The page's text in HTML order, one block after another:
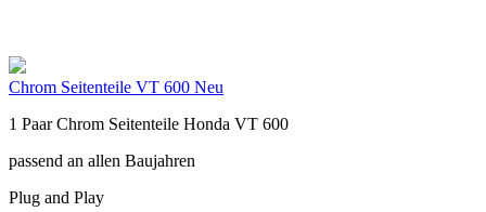
Chrom Seitenteile VT 600 Neu
1 Paar Chrom Seitenteile Honda VT 600
passend an allen Baujahren
Plug and Play